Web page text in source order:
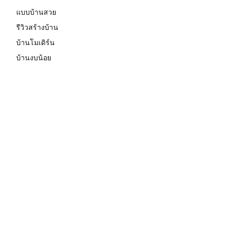
แบบบ้านสวย
รีวิวสร้างบ้าน
บ้านโมเดิร์น
บ้านงบน้อย